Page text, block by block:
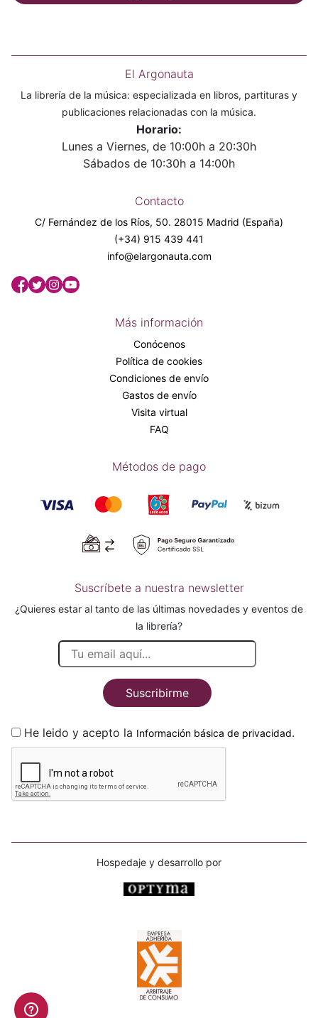
El Argonauta
La librería de la música: especializada en libros, partituras y
publicaciones relacionadas con la música.
Horario:
Lunes a Viernes, de 10:00h a 20:30h
Sábados de 10:30h a 14:00h
Contacto
C/ Fernández de los Ríos, 50. 28015 Madrid (España)
(+34) 915 439 441
info@elargonauta.com
Más información
Conócenos
Política de cookies
Condiciones de envío
Gastos de envío
Visita virtual
FAQ
Métodos de pago
Suscríbete a nuestra newsletter
¿Quieres estar al tanto de las últimas novedades y eventos de
la librería?
Suscribirme
He leido y acepto la Información básica de privacidad.
Hospedaje y desarrollo por